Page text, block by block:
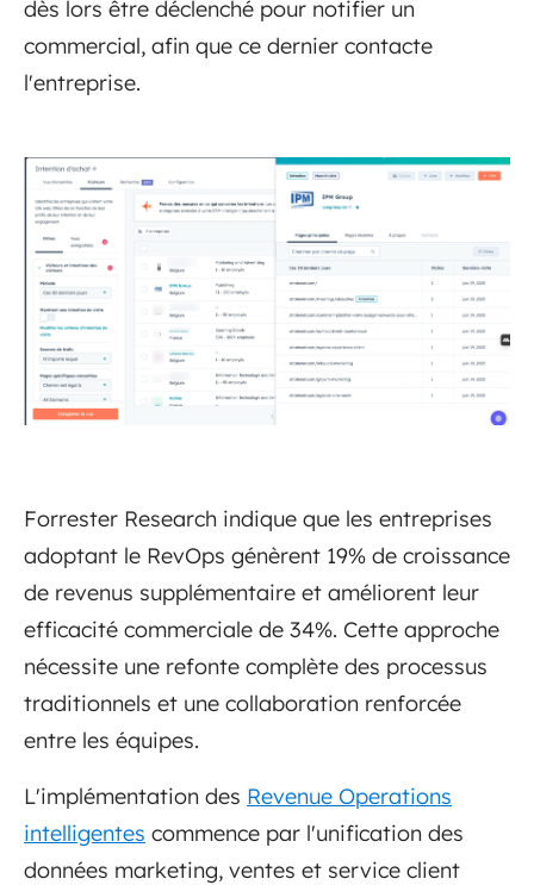
dès lors être déclenché pour notifier un
commercial, afin que ce dernier contacte
l'entreprise.
Forrester Research indique que les entreprises
adoptant le RevOps génèrent 19% de croissance
de revenus supplémentaire et améliorent leur
efficacité commerciale de 34%. Cette approche
nécessite une refonte complète des processus
traditionnels et une collaboration renforcée
entre les équipes.
L'implémentation des Revenue Operations
intelligentes commence par l'unification des
données marketing, ventes et service client